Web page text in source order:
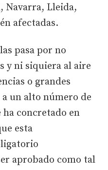
Navarra, Lleida,
afectadas.
pasa por no
y ni siquiera al aire
o grandes
un alto número de
ha concretado en
esta
aprobado como tal